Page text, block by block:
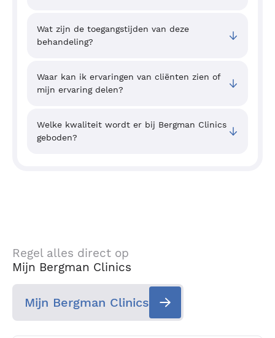
Wat zijn de toegangstijden van deze
behandeling?
Waar kan ik ervaringen van cliënten zien of
mijn ervaring delen?
Welke kwaliteit wordt er bij Bergman Clinics
geboden?
Regel alles direct op
Mijn Bergman Clinics
Mijn Bergman Clinics